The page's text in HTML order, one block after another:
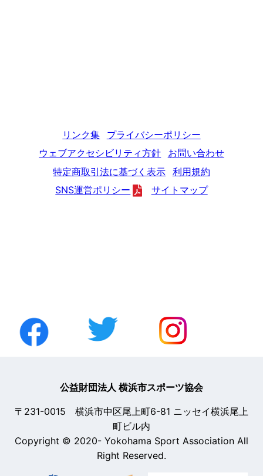
リンク集
プライバシーポリシー
ウェブアクセシビリティ方針
お問い合わせ
特定商取引法に基づく表示 利用規約
SNS運営ポリシー
サイトマップ
公益財団法人 横浜市スポーツ協会
〒231-0015 横浜市中区尾上町6-81 ニッセイ横浜尾上
町ビル内
Copyright © 2020- Yokohama Sport Association All
Right Reserved.